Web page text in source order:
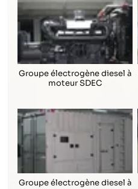
Groupe électrogène diesel à
moteur SDEC
Groupe électrogène diesel à